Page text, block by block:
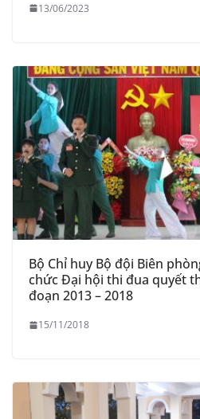
13/06/2023
Bộ Chỉ huy Bộ đội Biên
chức Đại hội thi đua quyết
đoạn 2013 – 2018
15/11/2018